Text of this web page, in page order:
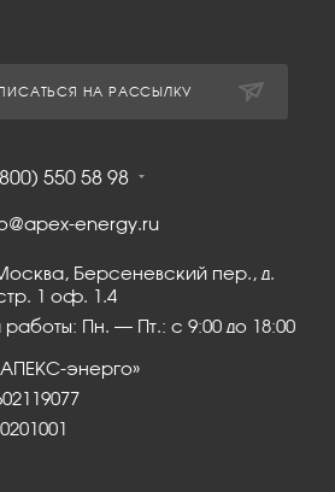
НА РАССЫЛКУ
550 58 98
energy.ru
Берсеневский пер., д.
1 оф. 1.4
Пн. – Пт.: с 9:00 до 18:00
энерго»